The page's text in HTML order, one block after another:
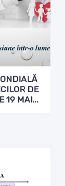
DE
19 MAI...